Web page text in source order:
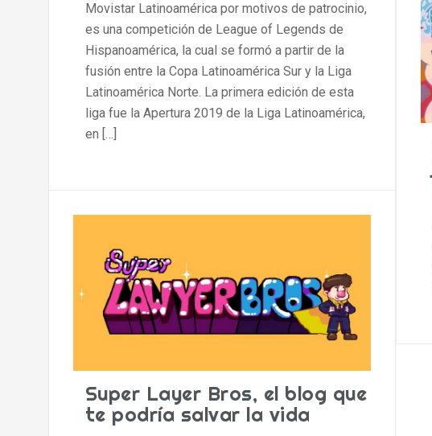
Movistar Latinoamérica por motivos de patrocinio,
es una competición de League of Legends de
Hispanoamérica, la cual se formó a partir de la
fusión entre la Copa Latinoamérica Sur y la Liga
Latinoamérica Norte. La primera edición de esta
liga fue la Apertura 2019 de la Liga Latinoamérica​,
en […]
Super Layer Bros, el blog que
te podría salvar la vida